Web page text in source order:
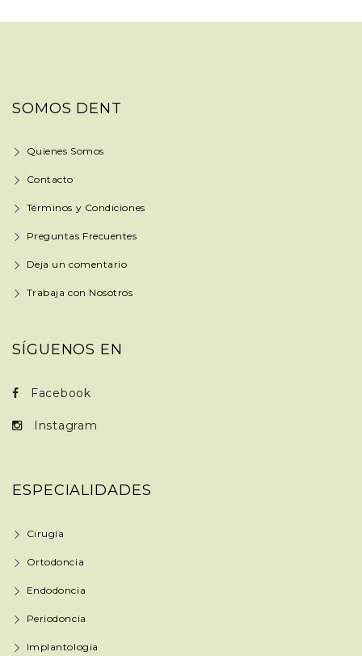
SOMOS DENT
Quienes Somos
Contacto
Términos y Condiciones
Preguntas Frecuentes
Deja un comentario
Trabaja con Nosotros
SÍGUENOS EN
Facebook
Instagram
ESPECIALIDADES
Cirugía
Ortodoncia
Endodoncia
Periodoncia
Implantologia